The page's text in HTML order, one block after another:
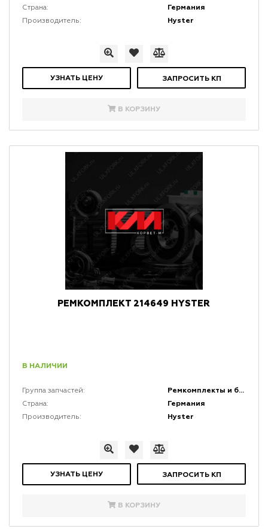
Страна: Германия
Производитель: Hyster
УЗНАТЬ ЦЕНУ ЗАПРОСИТЬ КП
В КОРЗИНУ
РЕМКОМПЛЕКТ 214649 HYSTER
В НАЛИЧИИ
Группа запчастей: Ремкомплекты и быстро изнашивающиеся резиновые части (БИРЧ)
Страна: Германия
Производитель: Hyster
УЗНАТЬ ЦЕНУ ЗАПРОСИТЬ КП
В КОРЗИНУ